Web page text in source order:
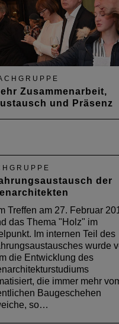
Zusammenarbeit,
und Präsenz
und die
„Innenarchitektur
Pfalz“ 2018 im
der
Treffen am 27. Februar
das Thema "Holz" im
Im internen Teil des
wurde
die Entwicklung des
die immer mehr
Baugeschehen
so…